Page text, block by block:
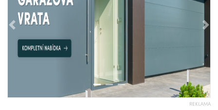
Předchozí
REKLAMA